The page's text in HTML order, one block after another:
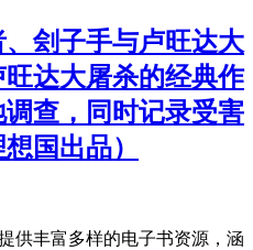
刽子手与卢旺达大
达大屠杀的经典作
查，同时记录受害
国出品）
供丰富多样的电子书资源，涵